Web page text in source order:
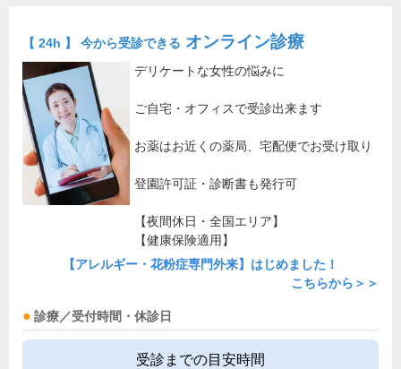
【 24h 】 今から受診できる オンライン診療
デリケートな女性の悩みに
ご自宅・オフィスで受診出来ます
お薬はお近くの薬局、宅配便でお受け取り
登園許可証・診断書も発行可
【夜間休日・全国エリア】
【健康保険適用】
【アレルギー・花粉症専門外来】はじめました！
こちらから＞＞
診療／受付時間・休診日
受診までの目安時間